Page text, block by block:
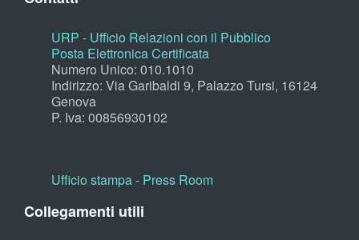
URP - Ufficio Relazioni con il Pubblico
Posta Elettronica Certificata
Numero Unico: 010.1010
Indirizzo: Via Garibaldi 9, Palazzo Tursi, 16124
Genova
P. Iva: 00856930102
Ufficio stampa - Press Room
Collegamenti utili